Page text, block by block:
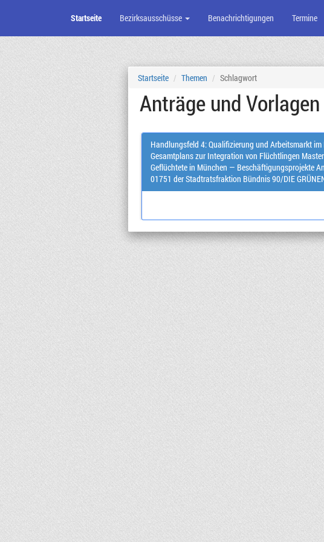
Zum
Seiteninhalt
Startseite Bezirksausschüsse Benachrichtigungen Termine
Startseite Themen Schlagwort
Anträge und
Handlungsfeld 4: Qualifizierung und Arbeitsmarkt im
Gesamtplans zur Integration von Flüchtlingen Masterplan für
Geflüchtete in München — Beschäftigungsprojekte
01751 der Stadtratsfraktion Bündnis 90/DIE
29.01.2016